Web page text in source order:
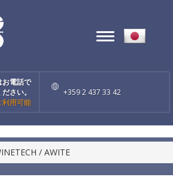
お電話で
さい。
利用可能
+359 2 437 33 42
Toggle
/ AWITE